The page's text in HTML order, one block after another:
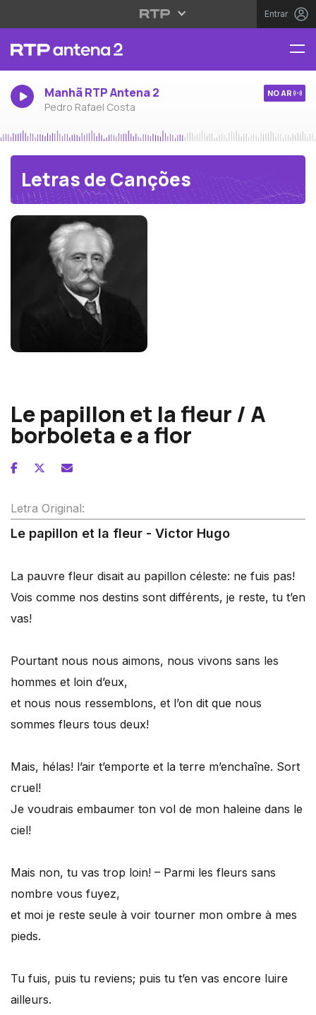
Entrar
Manhã RTP Antena 2
Pedro Rafael Costa
NO AR
Letras de Canções
Le papillon et la fleur / A
borboleta e a flor
Letra Original:
Le papillon et la fleur - Victor Hugo
La pauvre fleur disait au papillon céleste: ne fuis pas!
Vois comme nos destins sont différents, je reste, tu t’en
vas!
Pourtant nous nous aimons, nous vivons sans les
hommes et loin d’eux,
et nous nous ressemblons, et l’on dit que nous
sommes fleurs tous deux!
Mais, hélas! l’air t’emporte et la terre m’enchaîne. Sort
cruel!
Je voudrais embaumer ton vol de mon haleine dans le
ciel!
Mais non, tu vas trop loin! – Parmi les fleurs sans
nombre vous fuyez,
et moi je reste seule à voir tourner mon ombre à mes
pieds.
Tu fuis, puis tu reviens; puis tu t’en vas encore luire
ailleurs.